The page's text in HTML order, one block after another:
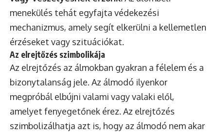
menekülés tehát egyfajta védekezési
mechanizmus, amely segít elkerülni a kellemetlen
érzéseket vagy szituációkat.
Az elrejtőzés szimbolikája
Az elrejtőzés az álmokban gyakran a félelem és a
bizonytalanság jele. Az álmodó ilyenkor
megpróbál elbújni valami vagy valaki elől,
amelyet fenyegetőnek érez. Az elrejtőzés
szimbolizálhatja azt is, hogy az álmodó nem akar